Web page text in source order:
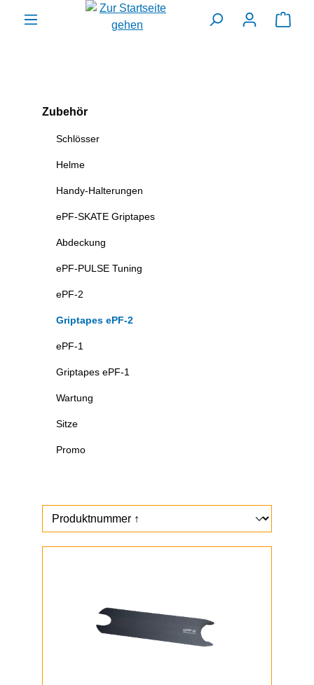
springen
Zubehör
Schlösser
Helme
Handy-Halterungen
ePF-SKATE Griptapes
Abdeckung
ePF-PULSE Tuning
ePF-2
Griptapes ePF-2
ePF-1
Griptapes ePF-1
Wartung
Sitze
Promo